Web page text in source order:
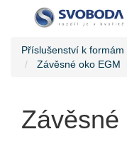
Příslušenství k formám
Závěsné oko EGM
Závěsné